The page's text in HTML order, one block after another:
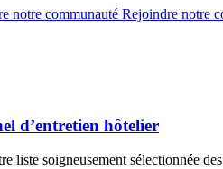
notre communauté Rejoindre notre
d’entretien hôtelier
liste soigneusement sélectionnée